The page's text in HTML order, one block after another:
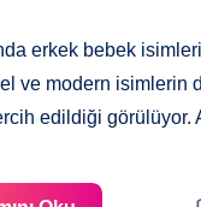
erkek bebek
ve modern isimlerin
edildiği görülüyor.